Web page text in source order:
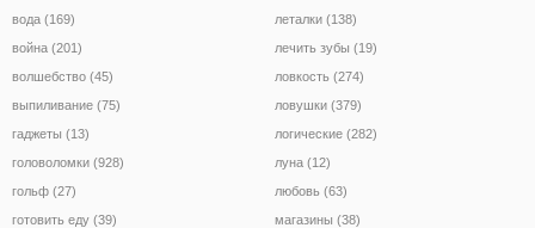
вода (169)
война (201)
волшебство (45)
выпиливание (75)
гаджеты (13)
головоломки (928)
гольф (27)
готовить еду (39)
леталки (138)
лечить зубы (19)
ловкость (274)
ловушки (379)
логические (282)
луна (12)
любовь (63)
магазины (38)